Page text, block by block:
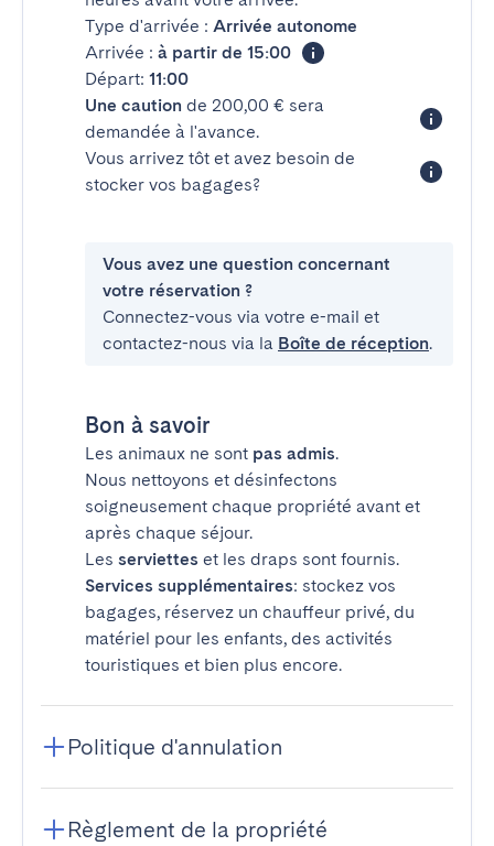
Type d'arrivée : Arrivée autonome
Arrivée : à partir de 15:00
Départ: 11:00
Une caution de 200,00 € sera
demandée à l'avance.
Vous arrivez tôt et avez besoin de
stocker vos bagages?
Vous avez une question concernant
votre réservation ?
Connectez-vous via votre e-mail et
contactez-nous via la Boîte de réception.
Bon à savoir
Les animaux ne sont pas admis.
Nous nettoyons et désinfectons
soigneusement chaque propriété avant et
après chaque séjour.
Les serviettes et les draps sont fournis.
Services supplémentaires: stockez vos
bagages, réservez un chauffeur privé, du
matériel pour les enfants, des activités
touristiques et bien plus encore.
Politique d'annulation
Règlement de la propriété